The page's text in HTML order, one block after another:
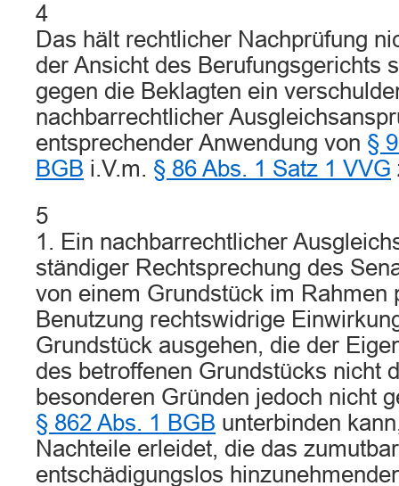
4
Das hält rechtlicher Nachprüfung
der Ansicht des Berufungsgerichts
gegen die Beklagten ein
nachbarrechtlicher
entsprechender Anwendung von §
BGB i.V.m. § 86 Abs. 1 Satz 1 VVG
5
1. Ein nachbarrechtlicher
ständiger Rechtsprechung des
von einem Grundstück im Rahmen
Benutzung rechtswidrige
Grundstück ausgehen, die der
des betroffenen Grundstücks nicht
besonderen Gründen jedoch nicht
§ 862 Abs. 1 BGB unterbinden
Nachteile erleidet, die das
entschädigungslos